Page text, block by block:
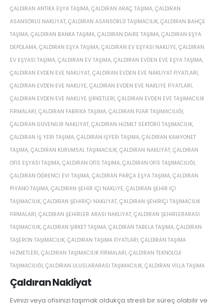
Çaldıran Nakliyat
ÇALDIRAN ANTIKA EŞYA TAŞIMA, ÇALDIRAN ARAÇ TAŞIMA, ÇALDIRAN
ASANSÖRLÜ NAKLIYAT, ÇALDIRAN ASANSÖRLÜ TAŞIMACILIK, ÇALDIRAN BAHÇE
TAŞIMA, ÇALDIRAN BANKA TAŞIMA, ÇALDIRAN DAIRE TAŞIMA, ÇALDIRAN EŞYA
DEPOLAMA, ÇALDIRAN EŞYA TAŞIMA, ÇALDIRAN EV EŞYASI NAKLIYE, ÇALDIRAN
EV EŞYASI TAŞIMA, ÇALDIRAN EV TAŞIMA, ÇALDIRAN EVDEN EVE EŞYA TAŞIMA,
ÇALDIRAN EVDEN EVE NAKLIYAT, ÇALDIRAN EVDEN EVE NAKLIYAT FIYATLARI,
ÇALDIRAN EVDEN EVE NAKLIYE, ÇALDIRAN EVDEN EVE NAKLIYE FIYATLARI,
ÇALDIRAN EVDEN EVE NAKLIYE ŞIRKETLERI, ÇALDIRAN EVDEN EVE TAŞIMACILIK
FIRMALARI, ÇALDIRAN FABRIKA TAŞIMA, ÇALDIRAN FUAR TAŞIMACILIĞI,
ÇALDIRAN GÜVENILIR NAKLIYAT, ÇALDIRAN HIZMET SEKTÖRÜ TAŞIMACILIK,
ÇALDIRAN IŞ YERI TAŞIMA, ÇALDIRAN IŞYERI TAŞIMA, ÇALDIRAN KAMYONET
TAŞIMA, ÇALDIRAN KURUMSAL TAŞIMACILIK, ÇALDIRAN NAKLIYAT, ÇALDIRAN
OFIS EŞYASI TAŞIMA, ÇALDIRAN OFIS TAŞIMA, ÇALDIRAN OFIS TAŞIMACILIĞI,
ÇALDIRAN ÖĞRENCI EVI TAŞIMA, ÇALDIRAN PARÇA EŞYA TAŞIMA, ÇALDIRAN
PIYANO TAŞIMA, ÇALDIRAN ŞEHIR IÇI NAKLIYE, ÇALDIRAN ŞEHIR IÇI
TAŞIMACILIK, ÇALDIRAN ŞEHIRIÇI NAKLIYAT, ÇALDIRAN ŞEHIRIÇI TAŞIMACILIK
FIRMALARI, ÇALDIRAN ŞEHIRLER ARASI NAKLIYAT, ÇALDIRAN ŞEHIRLERARASI
TAŞIMACILIK, ÇALDIRAN ŞIRKET TAŞIMA, ÇALDIRAN TABELA TAŞIMA, ÇALDIRAN
TAŞERON TAŞIMACILIK, ÇALDIRAN TAŞIMA FIYATLARI, ÇALDIRAN TAŞIMA
HIZMETLERI, ÇALDIRAN TAŞIMACILIK FIRMALARI, ÇALDIRAN TEKNOLOJI
TAŞIMACILIĞI, ÇALDIRAN ULUSLARARASI TAŞIMACILIK, ÇALDIRAN VILLA TAŞIMA
Evinizi veya ofisinizi taşımak oldukça stresli bir süreç olabilir ve